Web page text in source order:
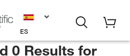
ES
0 Results for